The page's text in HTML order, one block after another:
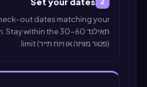
out dates matching your
(פטור מוויזה או ויזת תייר) limit.